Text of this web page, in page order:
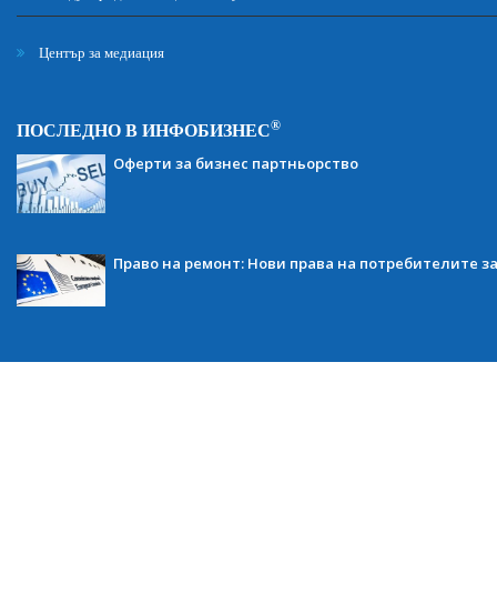
Център за медиация
ПОСЛЕДНО В ИНФОБИЗНЕС®
Оферти за бизнес партньорство
Право на ремонт: Нови права на потребителите